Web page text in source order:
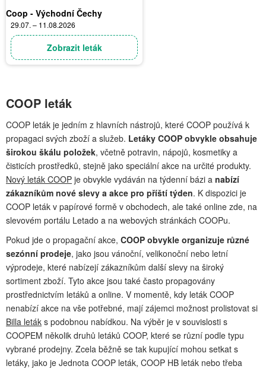
Coop - Východní Čechy
29.07. – 11.08.2026
Zobrazit leták
COOP leták
COOP leták je jedním z hlavních nástrojů, které COOP používá k
propagaci svých zboží a služeb. Letáky COOP obvykle obsahuje
širokou škálu položek, včetně potravin, nápojů, kosmetiky a
čisticích prostředků, stejně jako speciální akce na určité produkty.
Nový leták COOP je obvykle vydáván na týdenní bázi a nabízí
zákazníkům nové slevy a akce pro příští týden. K dispozici je
COOP leták v papírové formě v obchodech, ale také online zde, na
slevovém portálu Letado a na webových stránkách COOPu.
Pokud jde o propagační akce, COOP obvykle organizuje různé
sezónní prodeje, jako jsou vánoční, velikonoční nebo letní
výprodeje, které nabízejí zákazníkům další slevy na široký
sortiment zboží. Tyto akce jsou také často propagovány
prostřednictvím letáků a online. V momentě, kdy leták COOP
nenabízí akce na vše potřebné, mají zájemci možnost prolistovat si
Billa leták s podobnou nabídkou. Na výběr je v souvislosti s
COOPEM několik druhů letáků COOP, které se různí podle typu
vybrané prodejny. Zcela běžně se tak kupující mohou setkat s
letáky, jako je Jednota COOP leták, COOP HB leták nebo třeba